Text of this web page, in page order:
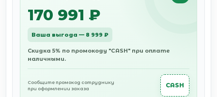
170 991 ₽
Ваша выгода — 8 999 ₽
Скидка 5% по промокоду "CASH" при оплате
наличными.
Сообщите промокод сотруднику
при оформлении заказа
CASH